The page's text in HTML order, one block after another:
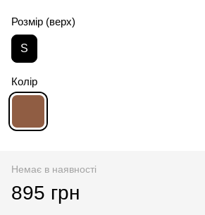
Розмір (верх)
S
Колір
Немає в наявності
895 грн